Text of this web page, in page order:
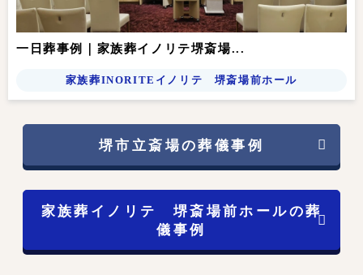
一日葬事例｜家族葬イノリテ堺斎場...
家族葬INORITEイノリテ 堺斎場前ホール
堺市立斎場の葬儀事例
家族葬イノリテ 堺斎場前ホールの葬
儀事例